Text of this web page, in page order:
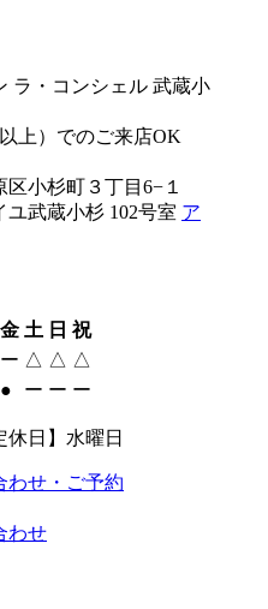
上）でのご来店OK
小杉町３丁目6−１
武蔵小杉 102号室 ア
金 土 日 祝
ー △ △ △
● ー ー ー
休日】水曜日